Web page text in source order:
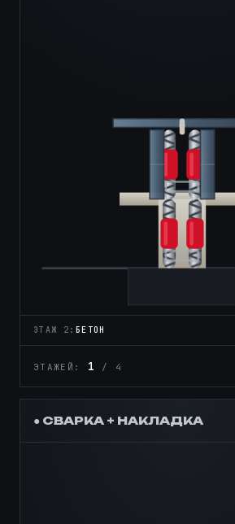
ЭТАЖ 3: АРМАТУРА + МУФТЫ
ЭТАЖЕЙ: 2 / 4
● СВАРКА + НАКЛАДКА